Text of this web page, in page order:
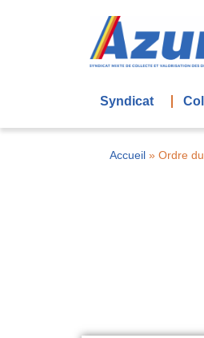
Syndicat
Accueil » Ordre